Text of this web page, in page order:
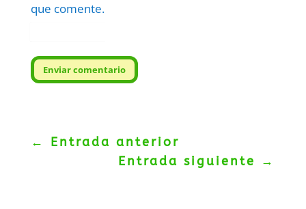
que comente.
Enviar comentario
← Entrada anterior
Entrada siguiente
→